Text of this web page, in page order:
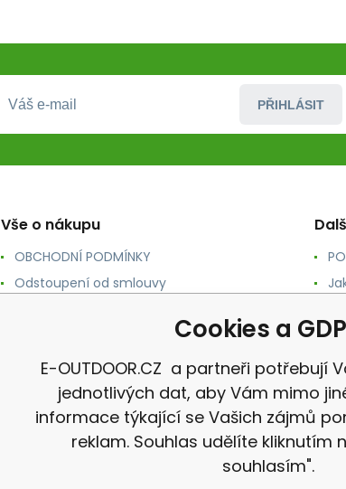
PŘIHLÁSIT
Vše o nákupu
OBCHODNÍ PODMÍNKY
Odstoupení od smlouvy
Ochrana osobních údajů
Cookies a
E-OUTDOOR.CZ a partneři potřebují
jednotlivých dat, aby Vám mimo
informace týkající se Vašich zájmů
reklam. Souhlas udělíte kliknutím
souhlasím".